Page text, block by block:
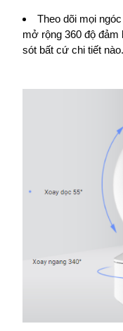
Theo dõi mọi
mở rộng 360 độ đảm
sót bất cứ chi tiết nào.